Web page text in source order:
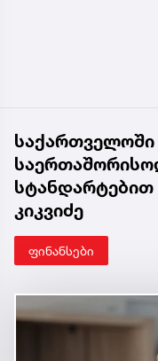
საქართველოში
კიკვიძე
ფინანსები